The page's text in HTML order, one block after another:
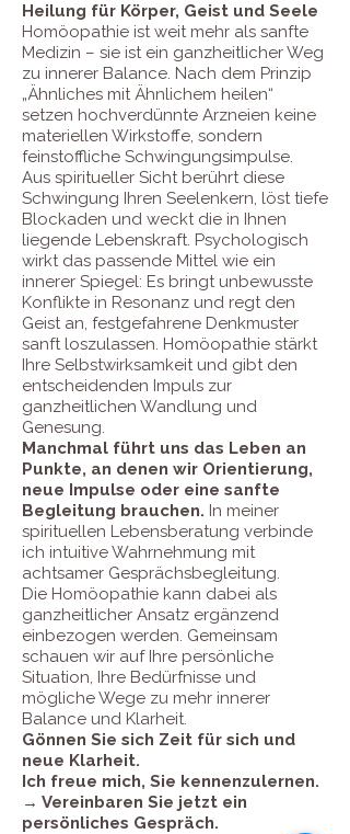
Heilung für Körper, Geist und Seele
Homöopathie ist weit mehr als sanfte
Medizin – sie ist ein ganzheitlicher Weg
zu innerer Balance. Nach dem Prinzip
„Ähnliches mit Ähnlichem heilen“
setzen hochverdünnte Arzneien keine
materiellen Wirkstoffe, sondern
feinstoffliche Schwingungsimpulse.
Aus spiritueller Sicht berührt diese
Schwingung Ihren Seelenkern, löst tiefe
Blockaden und weckt die in Ihnen
liegende Lebenskraft. Psychologisch
wirkt das passende Mittel wie ein
innerer Spiegel: Es bringt unbewusste
Konflikte in Resonanz und regt den
Geist an, festgefahrene Denkmuster
sanft loszulassen. Homöopathie stärkt
Ihre Selbstwirksamkeit und gibt den
entscheidenden Impuls zur
ganzheitlichen Wandlung und
Genesung.
Manchmal führt uns das Leben an
Punkte, an denen wir Orientierung,
neue Impulse oder eine sanfte
Begleitung brauchen. In meiner
spirituellen Lebensberatung verbinde
ich intuitive Wahrnehmung mit
achtsamer Gesprächsbegleitung.
Die Homöopathie kann dabei als
ganzheitlicher Ansatz ergänzend
einbezogen werden. Gemeinsam
schauen wir auf Ihre persönliche
Situation, Ihre Bedürfnisse und
mögliche Wege zu mehr innerer
Balance und Klarheit.
Gönnen Sie sich Zeit für sich und
neue Klarheit.
Ich freue mich, Sie kennenzulernen.
→ Vereinbaren Sie jetzt ein
persönliches Gespräch.